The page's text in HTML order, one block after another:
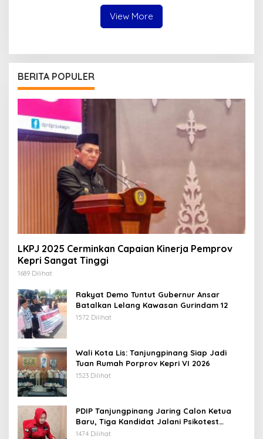
View More
BERITA POPULER
LKPJ 2025 Cerminkan Capaian Kinerja Pemprov
Kepri Sangat Tinggi
1689 Dilihat
Rakyat Demo Tuntut Gubernur Ansar
Batalkan Lelang Kawasan Gurindam 12
1572 Dilihat
Wali Kota Lis: Tanjungpinang Siap Jadi
Tuan Rumah Porprov Kepri VI 2026
1523 Dilihat
PDIP Tanjungpinang Jaring Calon Ketua
Baru, Tiga Kandidat Jalani Psikotest
Daring
1474 Dilihat